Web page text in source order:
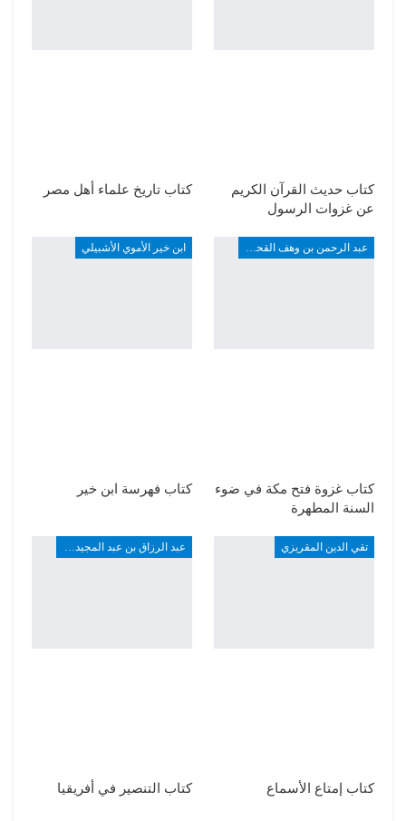
كتاب حديث القرآن الكريم
عن غزوات الرسول
كتاب تاريخ علماء أهل مصر
عبد الرحمن بن وهف القحطاني
كتاب غزوة فتح مكة في ضوء
السنة المطهرة
ابن خير الأموي الأشبيلي
كتاب فهرسة ابن خير
تقي الدين المقريزي
كتاب إمتاع الأسماع
عبد الرزاق بن عبد المجيد ألارو
كتاب التنصير في أفريقيا